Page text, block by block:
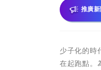
推廣
少子化的時
在起跑點。